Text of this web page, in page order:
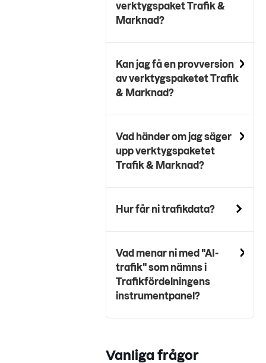
verktygspaket Trafik &
Marknad?
Kan jag få en provversion
av verktygspaketet Trafik
& Marknad?
Vad händer om jag säger
upp verktygspaketet
Trafik & Marknad?
Hur får ni trafikdata?
Vad menar ni med "AI-
trafik" som nämns i
Trafikfördelningens
instrumentpanel?
Vanliga frågor